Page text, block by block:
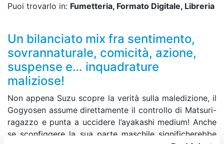
Puoi trovarlo in: Fumetteria, Formato Digitale, Libreria
Un bilanciato mix fra sentimento,
sovrannaturale, comicità, azione,
suspense e… inquadrature
maliziose!
Non appena Suzu scopre la verità sulla maledizione, il
Gogyosen assume direttamente il controllo di Matsuri-
ragazzo e punta a uccidere l’ayakashi medium! Anche
se sconfiggere la sua parte maschile significherebbe